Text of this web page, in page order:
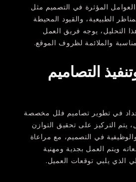
العوامل المؤثرة في التصميم مثل
الطبيعية، والقيود المحيطة
التحليل، يوجه فريق العمل
والملائمة لظروف الموقع.
التصاميم
في تطوير تصاميم فلل مخصصة
يتم التركيز على تحقيق التوازن
والوظيفية في التصميم، مع مراعاة
ويتم العمل بجدية ومهنية
الذي يلبي توقعات العميل.